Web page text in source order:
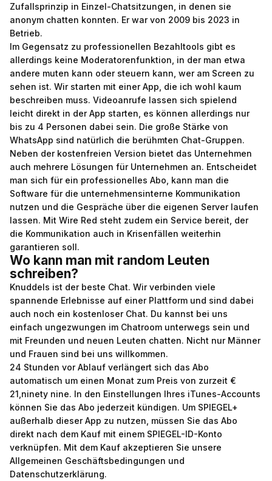
Zufallsprinzip in Einzel-Chatsitzungen, in denen sie
anonym chatten konnten. Er war von 2009 bis 2023 in
Betrieb.
Im Gegensatz zu professionellen Bezahltools gibt es
allerdings keine Moderatorenfunktion, in der man etwa
andere muten kann oder steuern kann, wer am Screen zu
sehen ist. Wir starten mit einer App, die ich wohl kaum
beschreiben muss. Videoanrufe lassen sich spielend
leicht direkt in der App starten, es können allerdings nur
bis zu 4 Personen dabei sein. Die große Stärke von
WhatsApp sind natürlich die berühmten Chat-Gruppen.
Neben der kostenfreien Version bietet das Unternehmen
auch mehrere Lösungen für Unternehmen an. Entscheidet
man sich für ein professionelles Abo, kann man die
Software für die unternehmensinterne Kommunikation
nutzen und die Gespräche über die eigenen Server laufen
lassen. Mit Wire Red steht zudem ein Service bereit, der
die Kommunikation auch in Krisenfällen weiterhin
garantieren soll.
Wo kann man mit random Leuten
schreiben?
Knuddels ist der beste Chat. Wir verbinden viele
spannende Erlebnisse auf einer Plattform und sind dabei
auch noch ein kostenloser Chat. Du kannst bei uns
einfach ungezwungen im Chatroom unterwegs sein und
mit Freunden und neuen Leuten chatten. Nicht nur Männer
und Frauen sind bei uns willkommen.
24 Stunden vor Ablauf verlängert sich das Abo
automatisch um einen Monat zum Preis von zurzeit €
21,ninety nine. In den Einstellungen Ihres iTunes-Accounts
können Sie das Abo jederzeit kündigen. Um SPIEGEL+
außerhalb dieser App zu nutzen, müssen Sie das Abo
direkt nach dem Kauf mit einem SPIEGEL-ID-Konto
verknüpfen. Mit dem Kauf akzeptieren Sie unsere
Allgemeinen Geschäftsbedingungen und
Datenschutzerklärung.